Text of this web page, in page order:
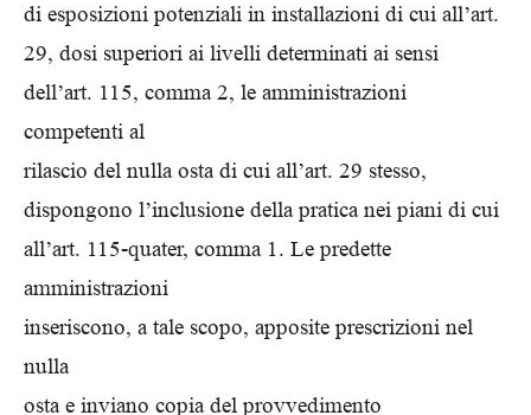
di esposizioni potenziali in installazioni di cui all’art.
29, dosi superiori ai livelli determinati ai sensi
dell’art. 115, comma 2, le amministrazioni
competenti al
rilascio del nulla osta di cui all’art. 29 stesso,
dispongono l’inclusione della pratica nei piani di cui
all’art. 115-quater, comma 1. Le predette
amministrazioni
inseriscono, a tale scopo, apposite prescrizioni nel
nulla
osta e inviano copia del provvedimento